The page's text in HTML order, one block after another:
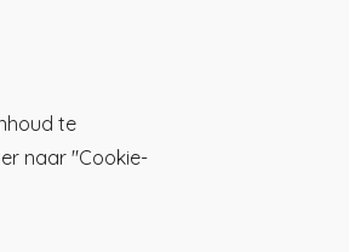
te
naar "Cookie-